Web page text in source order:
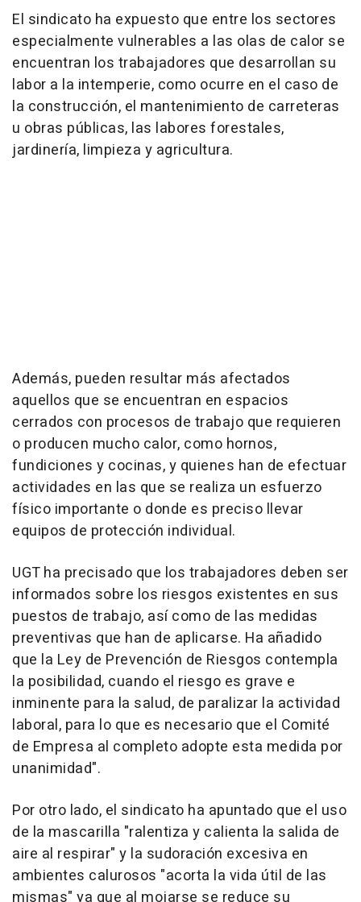
El sindicato ha expuesto que entre los sectores
especialmente vulnerables a las olas de calor se
encuentran los trabajadores que desarrollan su
labor a la intemperie, como ocurre en el caso de
la construcción, el mantenimiento de carreteras
u obras públicas, las labores forestales,
jardinería, limpieza y agricultura.
Además, pueden resultar más afectados
aquellos que se encuentran en espacios
cerrados con procesos de trabajo que requieren
o producen mucho calor, como hornos,
fundiciones y cocinas, y quienes han de efectuar
actividades en las que se realiza un esfuerzo
físico importante o donde es preciso llevar
equipos de protección individual.
UGT ha precisado que los trabajadores deben ser
informados sobre los riesgos existentes en sus
puestos de trabajo, así como de las medidas
preventivas que han de aplicarse. Ha añadido
que la Ley de Prevención de Riesgos contempla
la posibilidad, cuando el riesgo es grave e
inminente para la salud, de paralizar la actividad
laboral, para lo que es necesario que el Comité
de Empresa al completo adopte esta medida por
unanimidad".
Por otro lado, el sindicato ha apuntado que el uso
de la mascarilla "ralentiza y calienta la salida de
aire al respirar" y la sudoración excesiva en
ambientes calurosos "acorta la vida útil de las
mismas" ya que al mojarse se reduce su